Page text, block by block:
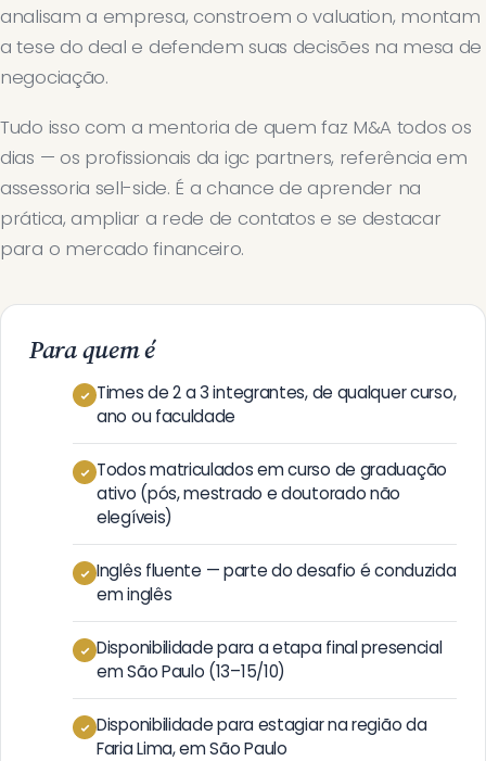
analisam a empresa, constroem o valuation, montam
a tese do deal e defendem suas decisões na mesa de
negociação.
Tudo isso com a mentoria de quem faz M&A todos os
dias — os profissionais da igc partners, referência em
assessoria sell-side. É a chance de aprender na
prática, ampliar a rede de contatos e se destacar
para o mercado financeiro.
Para quem é
Times de 2 a 3 integrantes, de qualquer curso,
ano ou faculdade
Todos matriculados em curso de graduação
ativo (pós, mestrado e doutorado não
elegíveis)
Inglês fluente — parte do desafio é conduzida
em inglês
Disponibilidade para a etapa final presencial
em São Paulo (13–15/10)
Disponibilidade para estagiar na região da
Faria Lima, em São Paulo